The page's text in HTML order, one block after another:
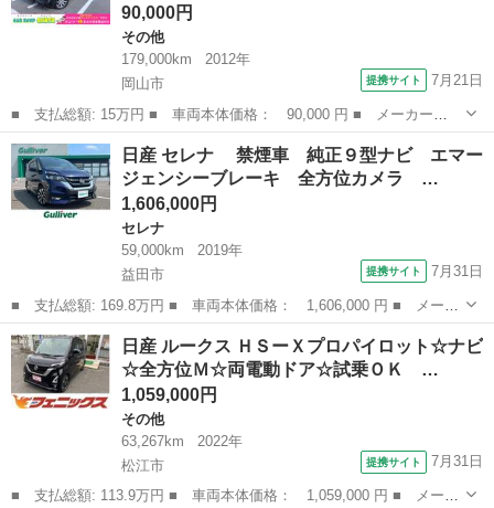
90,000円
その他
179,000km
2012年
岡山市
提携サイト 7月21日
■ 支払総額: 15万円 ■ 車両本体価格： 90,000 円 ■ メーカー
名： 日産 ■ 車種名： ルークス ■ グレード名： ハイウェイス
ター 左側パワースライドドア ＨＩＤライト フォグ 純正１４Ａ
Ｗ スマートキー ...
岡山 岡山市 その他
日産 セレナ 禁煙車 純正９型ナビ エマー
ジェンシーブレーキ 全方位カメラ …
1,606,000円
セレナ
59,000km
2019年
益田市
提携サイト 7月31日
■ 支払総額: 169.8万円 ■ 車両本体価格： 1,606,000 円 ■ メーカ
ー名： 日産 ■ 車種名： セレナ ■ グレード名： 禁煙車 純
正９型ナビ エマージェンシーブレーキ 全方位カメラ クルコン
Ｐアシス...
島根 益田市 セレナ
日産 ルークス ＨＳーＸプロパイロット☆ナビ
☆全方位Ｍ☆両電動ドア☆試乗ＯＫ …
1,059,000円
その他
63,267km
2022年
松江市
提携サイト 7月31日
■ 支払総額: 113.9万円 ■ 車両本体価格： 1,059,000 円 ■ メーカ